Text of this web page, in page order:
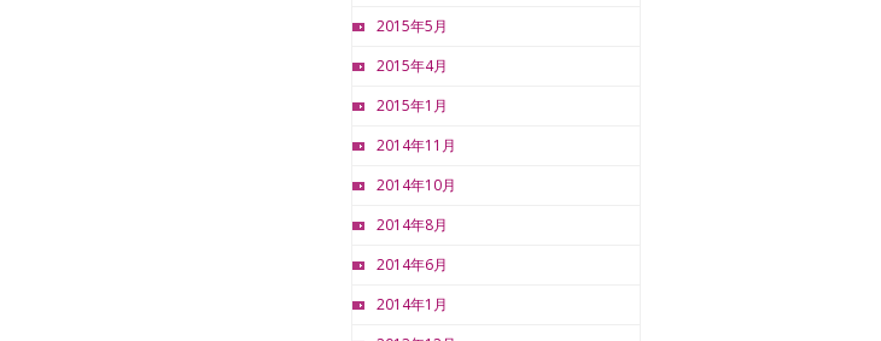
2015年5月
2015年4月
2015年1月
2014年11月
2014年10月
2014年8月
2014年6月
2014年1月